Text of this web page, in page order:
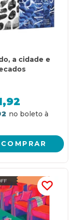
a cidade e
COMPRAR